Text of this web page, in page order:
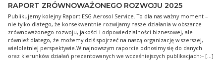
RAPORT ZRÓWNOWAŻONEGO ROZWOJU 2025
Publikujemy kolejny Raport ESG Aerosol Service. To dla nas ważny moment –
nie tylko dlatego, że konsekwentnie rozwijamy nasze działania w obszarze
zrównoważonego rozwoju, jakości i odpowiedzialności biznesowej, ale
również dlatego, że możemy dziś spojrzeć na naszą organizację w szerszej,
wieloletniej perspektywie.W najnowszym raporcie odnosimy się do danych
oraz kierunków działań prezentowanych we wcześniejszych publikacjach:– […]